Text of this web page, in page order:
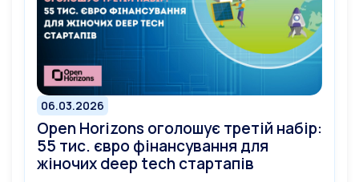
06.03.2026
Open Horizons оголошує третій набір:
55 тис. євро фінансування для
жіночих deep tech стартапів